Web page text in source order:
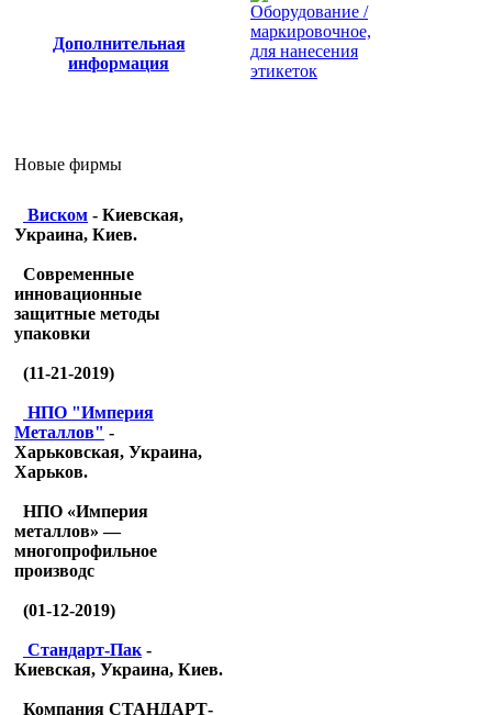
Дополнительная
информация
Новые фирмы
Виском - Киевская,
Украина, Киев.
Современные
инновационные
защитные методы
упаковки
(11-21-2019)
НПО "Империя
Металлов" -
Харьковская, Украина,
Харьков.
НПО «Империя
металлов» —
многопрофильное
производс
(01-12-2019)
Стандарт-Пак -
Киевская, Украина, Киев.
Компания СТАНДАРТ-
Оборудование /
маркировочное,
для нанесения
этикеток